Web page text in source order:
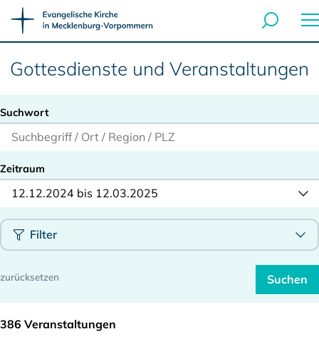
Gottesdienste und Veranstaltungen
Suchwort
Zeitraum
12.12.2024 bis 12.03.2025
Filter
386 Veranstaltungen